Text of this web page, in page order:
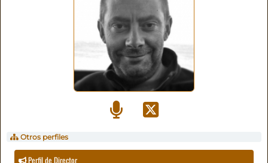
Otros perfiles
Perfil de Director